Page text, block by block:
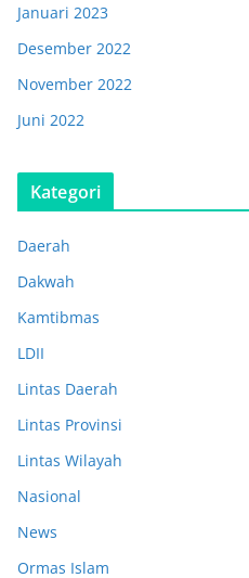
Januari 2023
Desember 2022
November 2022
Juni 2022
Kategori
Daerah
Dakwah
Kamtibmas
LDII
Lintas Daerah
Lintas Provinsi
Lintas Wilayah
Nasional
News
Ormas Islam